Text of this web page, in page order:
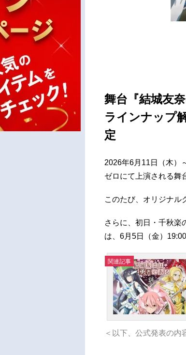
舞台『結城友
ラインナップ
定
2026年6月11日（木）
ゼロにて上演される舞
このたび、オリジナル
さらに、初日・千秋楽
は、6月5日（金）
関連記事
＜以下、公式発表の内